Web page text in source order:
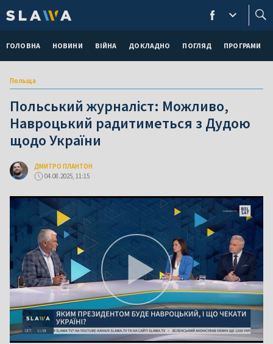
ГОЛОВНА НОВИНИ ВІЙНА ДОКЛАДНО ПОГЛЯД ПРОГРАМИ
Польща
Польський журналіст: Можливо,
Навроцький радитиметься з Дудою
щодо України
ДМИТРО ПЛАНТОН
04.08.2025, 11:15